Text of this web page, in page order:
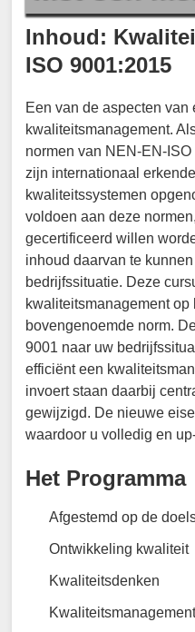
Inhoud:
ISO 9001:2015
Een van de aspecten
kwaliteitsmanagement.
normen van NEN-EN-
zijn internationaal
kwaliteitssystemen
voldoen aan deze
gecertificeerd willen
inhoud daarvan te
bedrijfssituatie. Deze
kwaliteitsmanagement op
bovengenoemde norm.
9001 naar uw
efficiënt een
invoert staan daarbij
gewijzigd. De nieuwe
waardoor u volledig en
Het Programma
Afgestemd op de
Ontwikkeling kwaliteit
Kwaliteitsdenken